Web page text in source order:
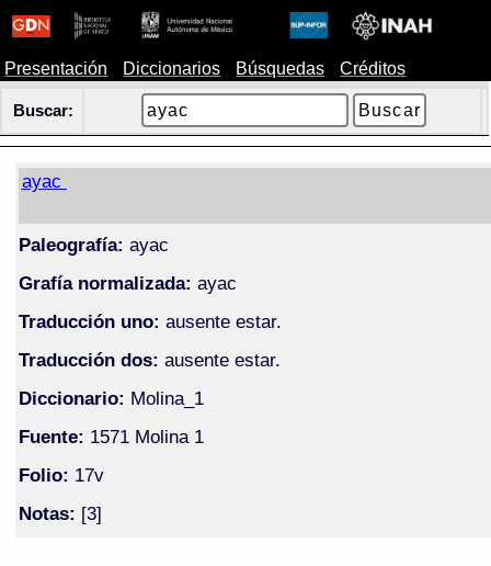
Presentación Diccionarios Búsquedas Créditos
Buscar:
ayac
Paleografía: ayac
Grafía normalizada: ayac
Traducción uno: ausente estar.
Traducción dos: ausente estar.
Diccionario: Molina_1
Fuente: 1571 Molina 1
Folio: 17v
Notas: [3]